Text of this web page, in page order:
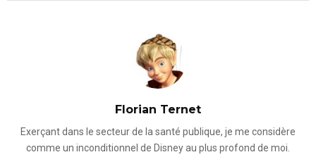
Florian Ternet
Exerçant dans le secteur de la santé publique, je me considère
comme un inconditionnel de Disney au plus profond de moi.